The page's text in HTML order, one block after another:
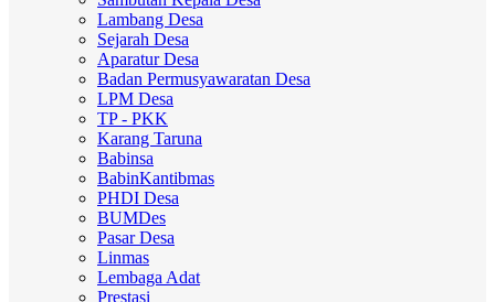
Lambang Desa
Sejarah Desa
Aparatur Desa
Badan Permusyawaratan Desa
LPM Desa
TP - PKK
Karang Taruna
Babinsa
BabinKantibmas
PHDI Desa
BUMDes
Pasar Desa
Linmas
Lembaga Adat
Prestasi